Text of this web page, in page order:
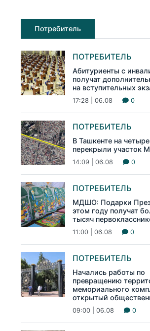
Потребитель
ПОТРЕБИТЕЛЬ
Абитуриенты с
получат
на вступительных
17:28 | 06.08 0
ПОТРЕБИТЕЛЬ
В Ташкенте на
перекрыли участок
14:09 | 06.08 0
ПОТРЕБИТЕЛЬ
МДШО: Подарки
этом году получат
тысяч
11:00 | 06.08 0
ПОТРЕБИТЕЛЬ
Начались работы по
превращению
мемориального
открытый
09:00 | 06.08 0